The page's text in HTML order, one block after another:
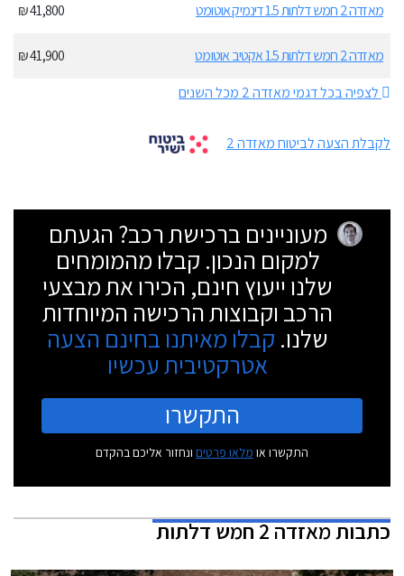
מאזדה 2 חמש דלתות 1.5 דינמיק אוטומט 41,800 ₪
מאזדה 2 חמש דלתות 1.5 אקטיב אוטומט
41,900 ₪
לצפיה בכל דגמי מאזדה 2 מכל השנים
לקבלת הצעה לביטוח מאזדה 2
מעוניינים ברכישת רכב? הגעתם
למקום הנכון. קבלו מהמומחים
שלנו ייעוץ חינם, הכירו את מבצעי
הרכב וקבוצות הרכישה המיוחדות
שלנו. קבלו מאיתנו בחינם הצעה
אטרקטיבית עכשיו
התקשרו
התקשרו או מלאו פרטים ונחזור אליכם בהקדם
כתבותמאזדה 2 חמש דלתות